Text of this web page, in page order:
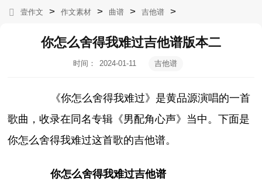
壹作文 > 作文素材 > 曲谱 > 吉他谱 >
你怎么舍得我难过吉他谱版本二
时间：
2024-01-11
吉他谱
《你怎么舍得我难过》是黄品源演唱的一首
歌曲，收录在同名专辑《男配角心声》当中。下面是
你怎么舍得我难过这首歌的吉他谱。
你怎么舍得我难过吉他谱